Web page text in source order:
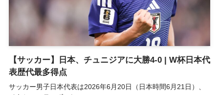
【サッカー】日本、チュニジアに大勝4-0 | W杯日本代
表歴代最多得点
サッカー男子日本代表は2026年6月20日（日本時間6月21日）、